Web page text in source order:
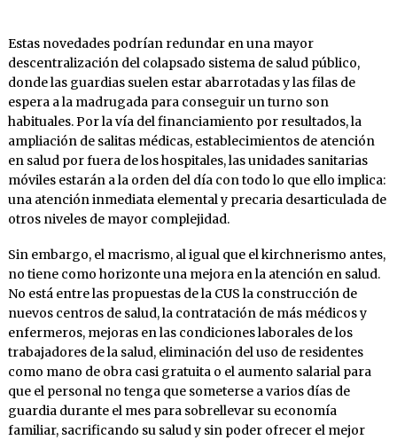
Estas novedades podrían redundar en una mayor
descentralización del colapsado sistema de salud público,
donde las guardias suelen estar abarrotadas y las filas de
espera a la madrugada para conseguir un turno son
habituales. Por la vía del financiamiento por resultados, la
ampliación de salitas médicas, establecimientos de atención
en salud por fuera de los hospitales, las unidades sanitarias
móviles estarán a la orden del día con todo lo que ello implica:
una atención inmediata elemental y precaria desarticulada de
otros niveles de mayor complejidad.
Sin embargo, el macrismo, al igual que el kirchnerismo antes,
no tiene como horizonte una mejora en la atención en salud.
No está entre las propuestas de la CUS la construcción de
nuevos centros de salud, la contratación de más médicos y
enfermeros, mejoras en las condiciones laborales de los
trabajadores de la salud, eliminación del uso de residentes
como mano de obra casi gratuita o el aumento salarial para
que el personal no tenga que someterse a varios días de
guardia durante el mes para sobrellevar su economía
familiar, sacrificando su salud y sin poder ofrecer el mejor